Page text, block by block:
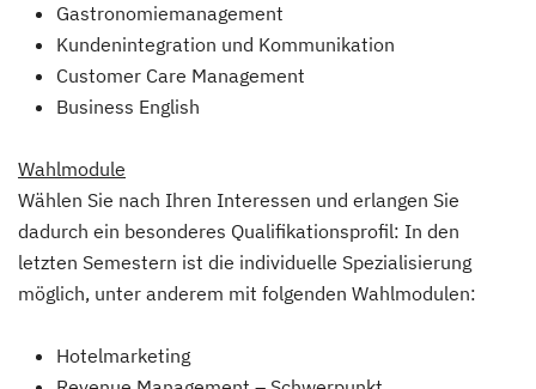
Gastronomiemanagement
Kundenintegration und Kommunikation
Customer Care Management
Business English
Wahlmodule
Wählen Sie nach Ihren Interessen und erlangen Sie
dadurch ein besonderes Qualifikationsprofil: In den
letzten Semestern ist die individuelle Spezialisierung
möglich, unter anderem mit folgenden Wahlmodulen:
Hotelmarketing